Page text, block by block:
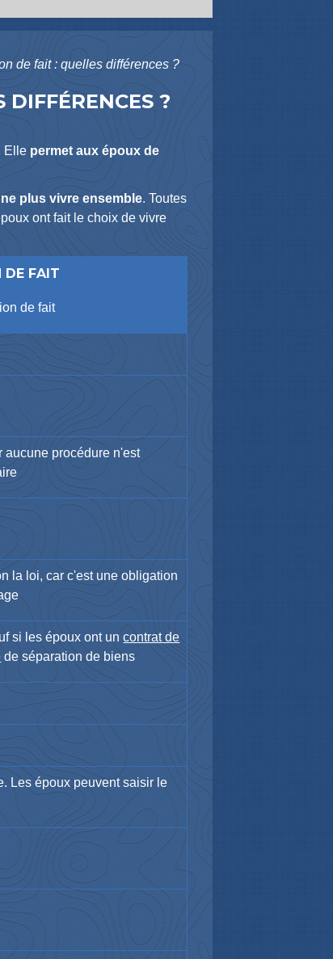
de fait : quelles différences ?
DIFFÉRENCES ?
Ellepermet aux époux de
plus vivre ensemble. Toutes
ont fait le choix de vivre
DE FAIT
de fait
aucune procédure n'est
la loi, car c'est une obligation
si les époux ont uncontrat de
de séparation de biens
Les époux peuvent saisir le